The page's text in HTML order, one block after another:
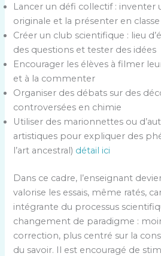
Lancer un défi collectif : inventer
originale et la présenter en classe
Créer un club scientifique : lieu
des questions et tester des idées
Encourager les élèves à filmer
et à la commenter
Organiser des débats sur des
controversées en chimie
Utiliser des marionnettes ou
artistiques pour expliquer des
l’art ancestral) détail ici
Dans ce cadre, l’enseignant
valorise les essais, même ratés,
intégrante du processus
changement de paradigme :
correction, plus centré sur la
du savoir. Il est encouragé de